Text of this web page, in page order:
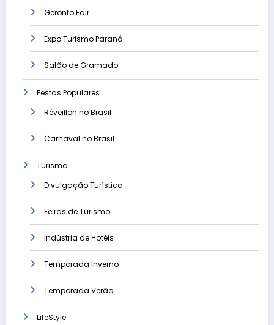
Geronto Fair
Expo Turismo Paraná
Salão de Gramado
Festas Populares
Réveillon no Brasil
Carnaval no Brasil
Turismo
Divulgação Turística
Feiras de Turismo
Indústria de Hotéis
Temporada Inverno
Temporada Verão
LifeStyle